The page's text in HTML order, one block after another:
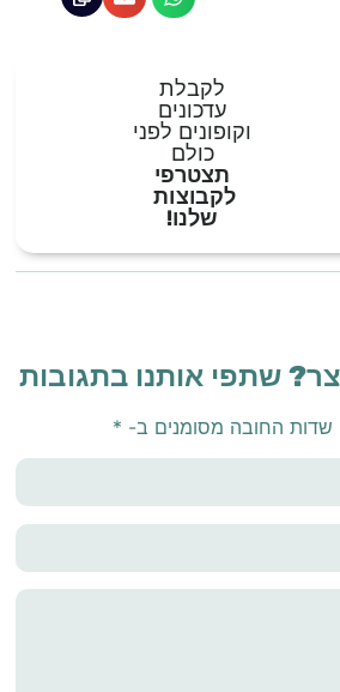
לקבלת
עדכונים
וקופונים לפני
כולם
תצטרפי
לקבוצות
שלנו!
שתפי אותנו בתגובות
שדות החובה מסומנים ב- *